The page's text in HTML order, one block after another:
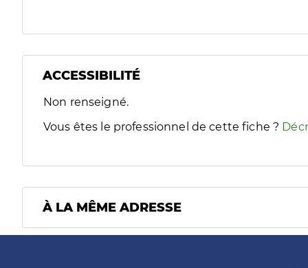
ACCESSIBILITÉ
Filtres
Sélectionnez un ou plusieurs handicaps/besoins
Non renseigné.
Vous êtes le professionnel de cette fiche ?
À LA MÊME ADRESSE